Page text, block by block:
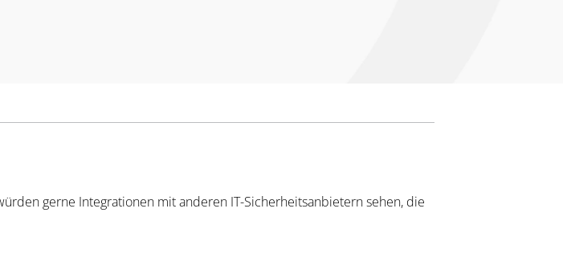
gerne Integrationen mit anderen IT-Sicherheitsanbietern sehen, die